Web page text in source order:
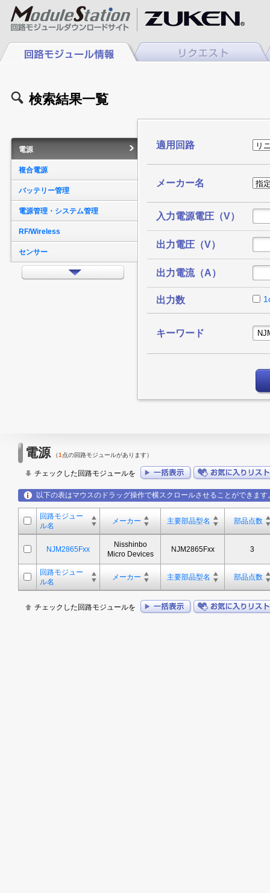
検索結果一覧
電源
複合電源
バッテリー管理
電源管理・システム管理
RF/Wireless
センサー
インターフェイス
アンプ
スイッチ/マルチプレクサ
データコンバータ
その他
適用回路
メーカー名
入力電源電圧（V）
出力電圧（V）
出力電流（A）
出力数
キーワード
電源（1点の回路モジュールがあります）
チェックした回路モジュールを
以下の表はマウスのドラッグ操作で横スクロールさせることができます
回路モジュー
ル名
メーカー 主要部品型名 部品点数
NJM2865Fxx
Nisshinbo
Micro Devices
NJM2865Fxx 3
回路モジュー
ル名
メーカー 主要部品型名 部品点数
チェックした回路モジュールを